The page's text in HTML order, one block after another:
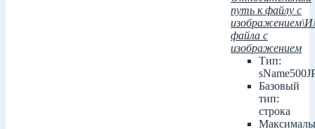
путь к файлу с
файла с
изображением
Тип:
Базовый
тип:
строка